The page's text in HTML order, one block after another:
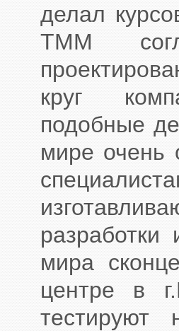
делал
ТММ
круг
подобные
мире очень
мира
центре в